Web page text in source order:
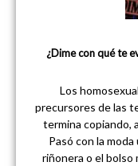
¿Dime con qué te
Los
precursores de las
termina copiando,
Pasó con la
riñonera o el bolso